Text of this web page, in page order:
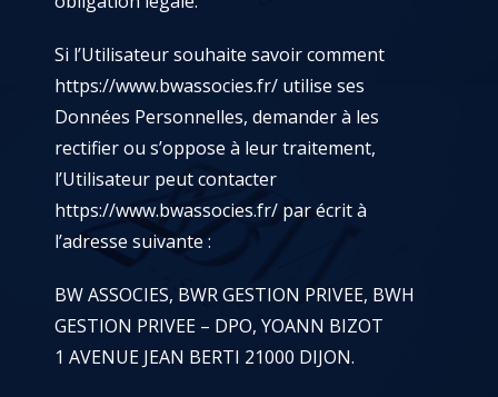
Si l’Utilisateur souhaite savoir comment
https://www.bwassocies.fr/ utilise ses
Données Personnelles, demander à les
rectifier ou s’oppose à leur traitement,
l’Utilisateur peut contacter
https://www.bwassocies.fr/ par écrit à
l’adresse suivante :
BW ASSOCIES, BWR GESTION PRIVEE, BWH
GESTION PRIVEE – DPO, YOANN BIZOT
1 AVENUE JEAN BERTI 21000 DIJON.